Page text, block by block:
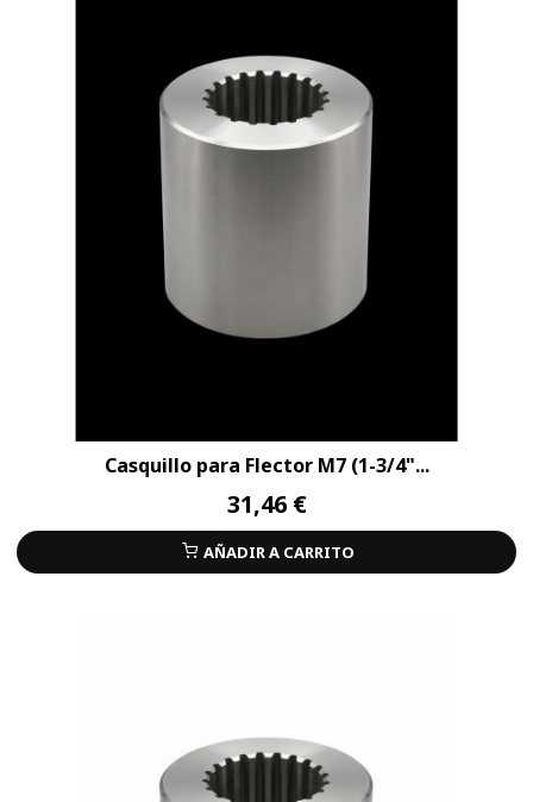
Casquillo para Flector M7 (1-3/4"...
31,46 €
AÑADIR A CARRITO